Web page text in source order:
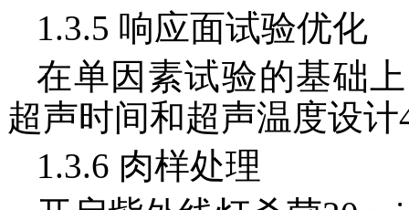
1.3.5 响应面试验优化
在单因素试验的基础
超声时间和超声温度设
1.3.6 肉样处理